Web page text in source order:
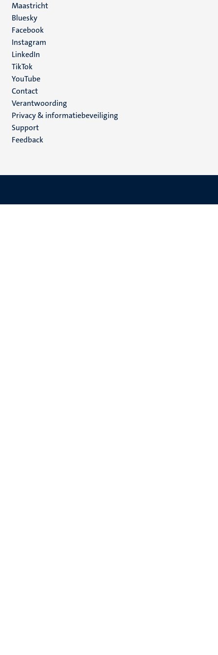
Maastricht
Social
media
Bluesky
Facebook
Instagram
LinkedIn
TikTok
YouTube
Menu
footer
(NL)
Contact
Verantwoording
Privacy & informatiebeveiliging
Support
Feedback